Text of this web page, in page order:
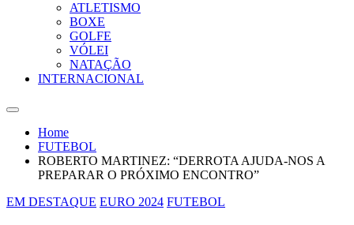
ATLETISMO
BOXE
GOLFE
VÓLEI
NATAÇÃO
INTERNACIONAL
Home
FUTEBOL
ROBERTO MARTINEZ: “DERROTA AJUDA-NOS A
PREPARAR O PRÓXIMO ENCONTRO”
EM DESTAQUE EURO 2024 FUTEBOL